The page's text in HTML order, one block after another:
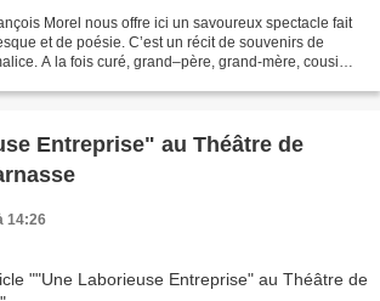
Morel nous offre ici un savoureux spectacle fait
et de poésie. C’est un récit de souvenirs de
A la fois curé, grand–père, grand-mère, cousin,
Entreprise" au Théâtre de
14:26